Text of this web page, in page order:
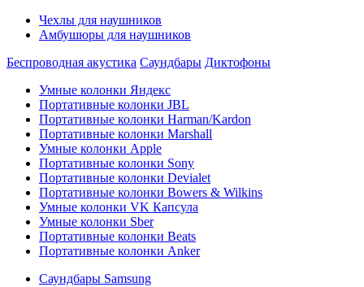
Чехлы для наушников
Амбушюры для наушников
Беспроводная акустика Саундбары Диктофоны
Умные колонки Яндекс
Портативные колонки JBL
Портативные колонки Harman/Kardon
Портативные колонки Marshall
Умные колонки Apple
Портативные колонки Sony
Портативные колонки Devialet
Портативные колонки Bowers & Wilkins
Умные колонки VK Капсула
Умные колонки Sber
Портативные колонки Beats
Портативные колонки Anker
Саундбары Samsung